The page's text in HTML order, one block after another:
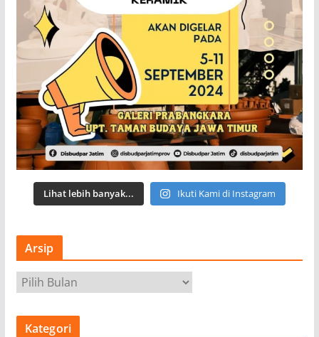
Lihat lebih banyak... Ikuti Kami di Instagram
Arsip
r
s
Kategori